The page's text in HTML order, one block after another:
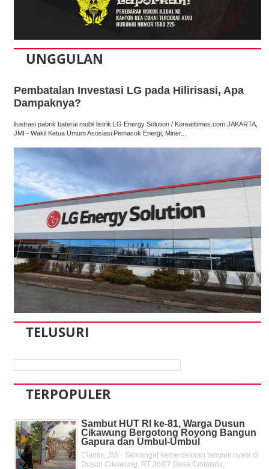
UNGGULAN
Pembatalan Investasi LG pada Hilirisasi, Apa
Dampaknya?
ilustrasi pabrik baterai mobil listrik LG Energy Solution / Koreaittimes.com JAKARTA,
JMI - Wakil Ketua Umum Asosiasi Pemasok Energi, Miner...
TELUSURI
TERPOPULER
Sambut HUT RI ke-81, Warga Dusun
Cikawung Bergotong Royong Bangun
Gapura dan Umbul-Umbul
Ciamis, JMI - Semangat kemerdekaan tampak nyata di
Dusun Cikawung, RT 26/07 Desa Cintaratu,